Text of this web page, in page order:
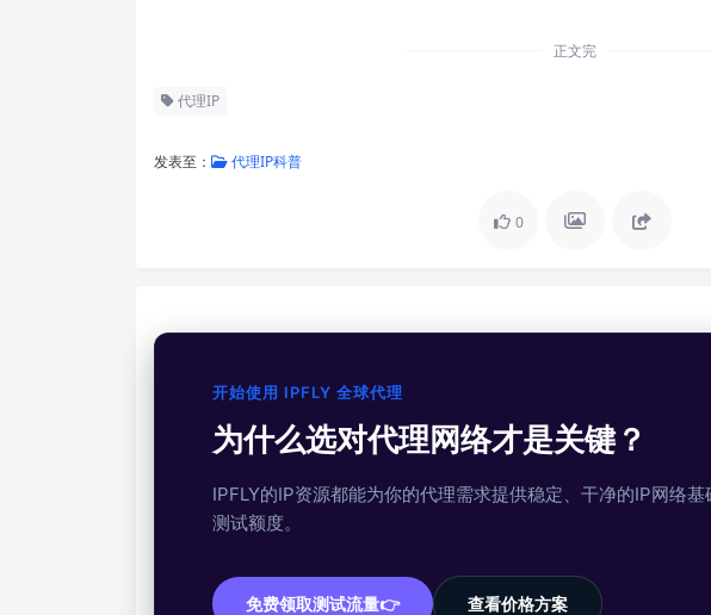
正文完
代理IP
发表至： 代理IP科普
0
开始使用 IPFLY 全球代理
为什么选对代理网络才是关键？
IPFLY的IP资源都能为你的代理需求提供稳定、干净的IP网络
测试额度。
免费领取测试流量👉 查看价格方案